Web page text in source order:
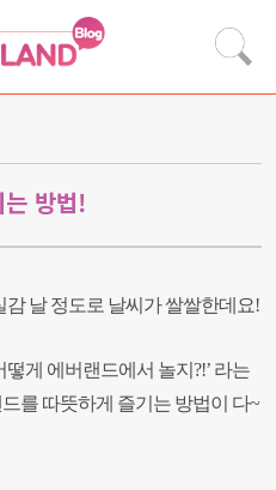
방법!
감 날 정도로 날씨가 쌀쌀한데요!
게 에버랜드에서 놀지?!’ 라는
를 따뜻하게 즐기는 방법이 다~